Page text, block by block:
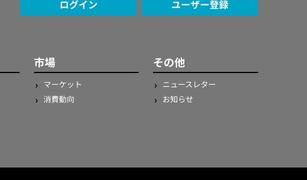
ログイン ユーザー登録
市場
マーケット
消費動向
その他
ニュースレター
お知らせ